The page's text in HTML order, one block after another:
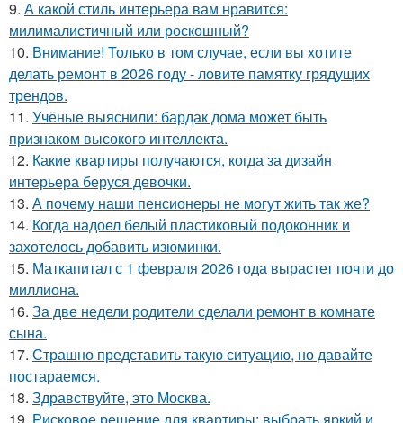
9. А какой стиль интерьера вам нравится:
милималистичный или роскошный?
10. Внимание! Только в том случае, если вы хотите
делать ремонт в 2026 году - ловите памятку грядущих
трендов.
11. Учёные выяснили: бардак дома может быть
признаком высокого интеллекта.
12. Какие квартиры получаются, когда за дизайн
интерьера беруся девочки.
13. А почему наши пенсионеры не могут жить так же?
14. Когда надоел белый пластиковый подоконник и
захотелось добавить изюминки.
15. Маткапитал с 1 февраля 2026 года вырастет почти до
миллиона.
16. За две недели родители сделали ремонт в комнате
сына.
17. Страшно представить такую ситуацию, но давайте
постараемся.
18. Здравствуйте, это Москва.